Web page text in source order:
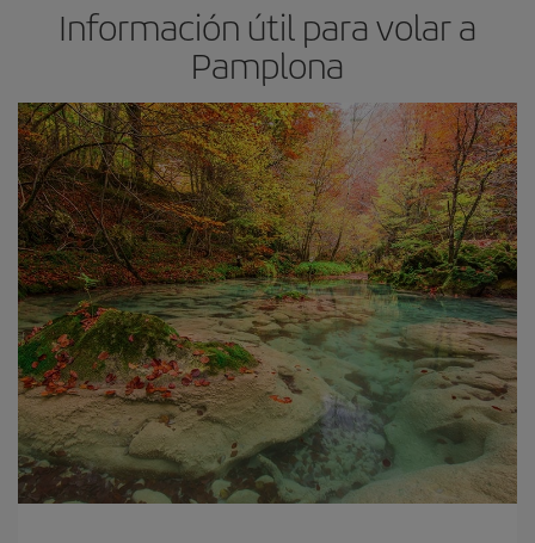
Información útil para volar a
Pamplona